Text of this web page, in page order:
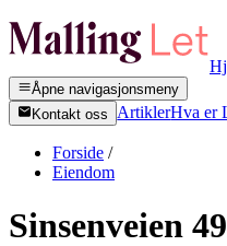
Åpne navigasjonsmeny
Kontakt oss
ArtiklerHva er
Forside /
Eiendom
Sinsenveien